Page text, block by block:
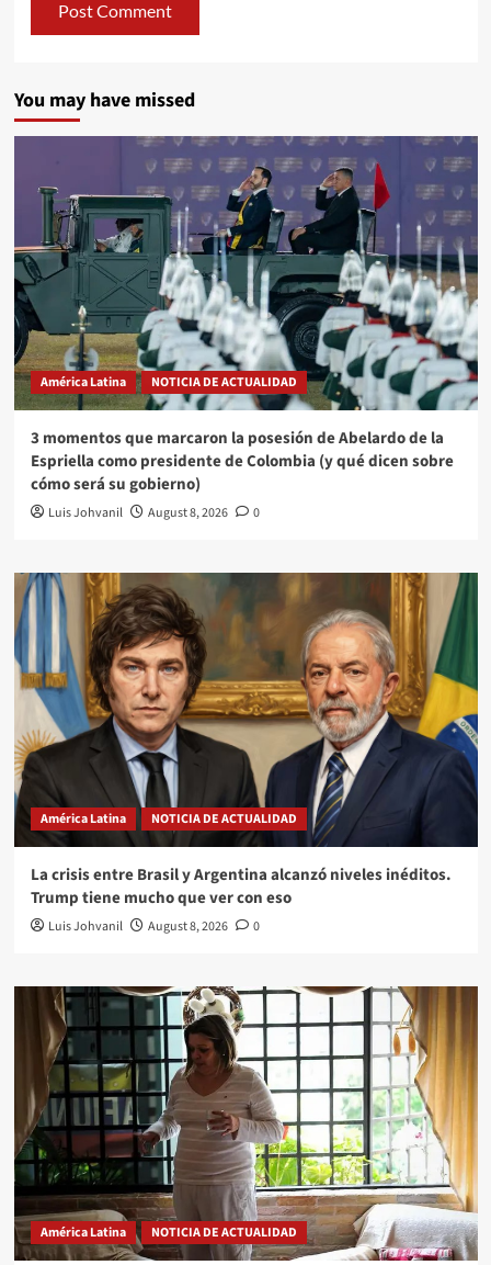
You may have missed
América Latina NOTICIA DE ACTUALIDAD
3 momentos que marcaron la posesión de Abelardo de la
Espriella como presidente de Colombia (y qué dicen sobre
cómo será su gobierno)
Luis Johvanil August 8, 2026 0
América Latina NOTICIA DE ACTUALIDAD
La crisis entre Brasil y Argentina alcanzó niveles inéditos.
Trump tiene mucho que ver con eso
Luis Johvanil August 8, 2026 0
América Latina NOTICIA DE ACTUALIDAD